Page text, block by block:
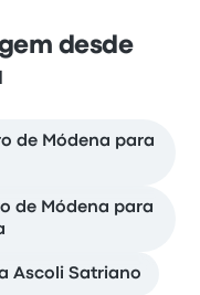
desde
de Módena para
de Módena para
Ascoli Satriano